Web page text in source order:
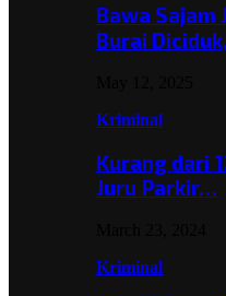
Bawa Sajam
Burai
Kriminal
Kurang dari
Juru Parkir…
Kriminal